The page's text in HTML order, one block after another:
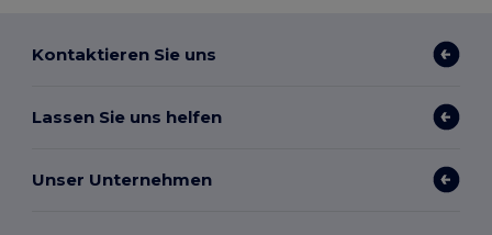
Kontaktieren Sie uns
Lassen Sie uns helfen
Unser Unternehmen